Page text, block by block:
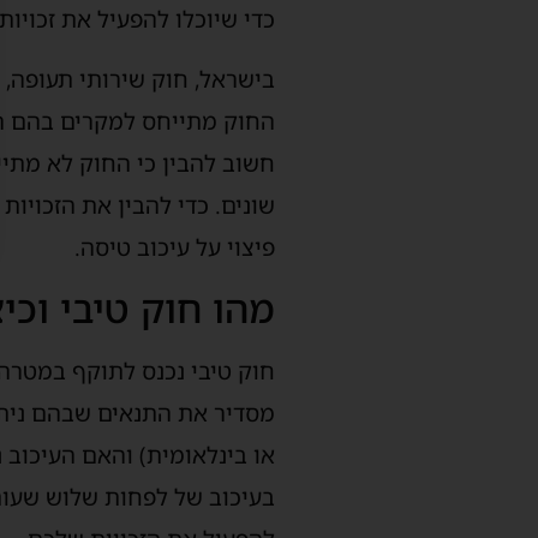
כדי שיוכלו להפעיל את
בישראל, חוק שירותי
החוק מתייחס למקרים בהם
חשוב להבין כי החוק לא
שונים. כדי להבין את
פיצוי על עיכוב טיסה.
מהו חוק טיבי
חוק טיבי נכנס לתוקף
מסדיר את התנאים שבהם
או בינלאומית) והאם
בעיכוב של לפחות שלוש